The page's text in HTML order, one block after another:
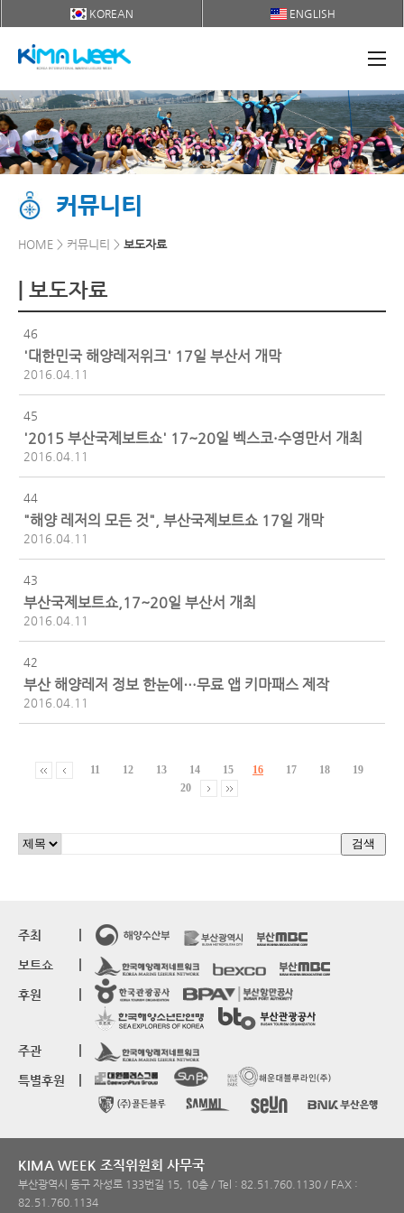
KOREAN ENGLISH
커뮤니티
HOME > 커뮤니티 > 보도자료
| 보도자료
46
'대한민국 해양레저위크' 17일 부산서 개막
2016.04.11
45
'2015 부산국제보트쇼' 17~20일 벡스코·수영만서 개최
2016.04.11
44
"해양 레저의 모든 것", 부산국제보트쇼 17일 개막
2016.04.11
43
부산국제보트쇼,17~20일 부산서 개최
2016.04.11
42
부산 해양레저 정보 한눈에…무료 앱 키마패스 제작
2016.04.11
11 12 13 14 15 16 17 18
19
20
주최
보트쇼
후원
주관
특별후원
KIMA WEEK 조직위원회 사무국
부산광역시 동구 자성로 133번길 15, 10층 / Tel : 82.51.760.1130 / FAX :
82.51.760.1134